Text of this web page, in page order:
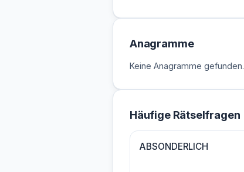
Anagramme
Keine Anagramme gefunden.
Häufige Rätselfragen
ABSONDERLICH